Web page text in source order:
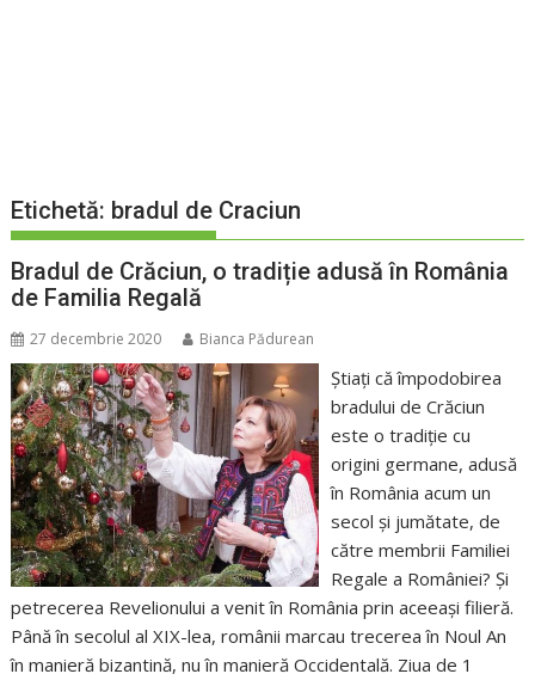
Etichetă: bradul de Craciun
Bradul de Crăciun, o tradiție adusă în România
de Familia Regală
27 decembrie 2020 Bianca Pădurean
Știați că împodobirea
bradului de Crăciun
este o tradiție cu
origini germane, adusă
în România acum un
secol și jumătate, de
către membrii Familiei
Regale a României? Și
petrecerea Revelionului a venit în România prin aceeași filieră.
Până în secolul al XIX-lea, românii marcau trecerea în Noul An
în manieră bizantină, nu în manieră Occidentală. Ziua de 1